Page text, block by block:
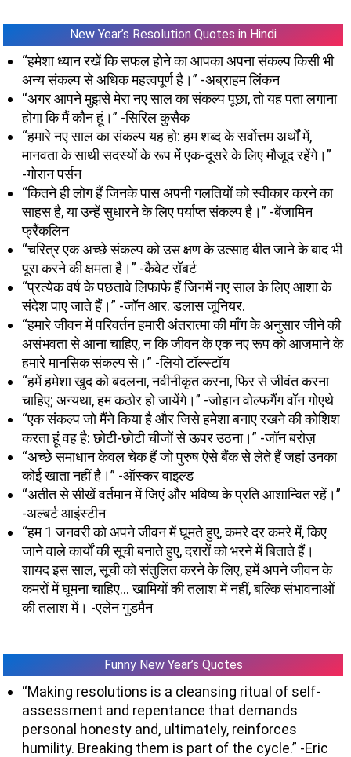
New Year’s Resolution Quotes in Hindi
“हमेशा ध्यान रखें कि सफल होने का आपका अपना संकल्प किसी भी
अन्य संकल्प से अधिक महत्वपूर्ण है।” -अब्राहम लिंकन
“अगर आपने मुझसे मेरा नए साल का संकल्प पूछा, तो यह पता लगाना
होगा कि मैं कौन हूं।” -सिरिल कुसैक
“हमारे नए साल का संकल्प यह हो: हम शब्द के सर्वोत्तम अर्थों में,
मानवता के साथी सदस्यों के रूप में एक-दूसरे के लिए मौजूद रहेंगे।”
-गोरान पर्सन
“कितने ही लोग हैं जिनके पास अपनी गलतियों को स्वीकार करने का
साहस है, या उन्हें सुधारने के लिए पर्याप्त संकल्प है।” -बेंजामिन
फ्रैंकलिन
“चरित्र एक अच्छे संकल्प को उस क्षण के उत्साह बीत जाने के बाद भी
पूरा करने की क्षमता है।” -कैवेट रॉबर्ट
“प्रत्येक वर्ष के पछतावे लिफाफे हैं जिनमें नए साल के लिए आशा के
संदेश पाए जाते हैं।” -जॉन आर. डलास जूनियर.
“हमारे जीवन में परिवर्तन हमारी अंतरात्मा की माँग के अनुसार जीने की
असंभवता से आना चाहिए, न कि जीवन के एक नए रूप को आज़माने के
हमारे मानसिक संकल्प से।” -लियो टॉल्स्टॉय
“हमें हमेशा खुद को बदलना, नवीनीकृत करना, फिर से जीवंत करना
चाहिए; अन्यथा, हम कठोर हो जायेंगे।” -जोहान वोल्फगैंग वॉन गोएथे
“एक संकल्प जो मैंने किया है और जिसे हमेशा बनाए रखने की कोशिश
करता हूं वह है: छोटी-छोटी चीजों से ऊपर उठना।” -जॉन बरोज़
“अच्छे समाधान केवल चेक हैं जो पुरुष ऐसे बैंक से लेते हैं जहां उनका
कोई खाता नहीं है।” -ऑस्कर वाइल्ड
“अतीत से सीखें वर्तमान में जिएं और भविष्य के प्रति आशान्वित रहें।”
-अल्बर्ट आइंस्टीन
“हम 1 जनवरी को अपने जीवन में घूमते हुए, कमरे दर कमरे में, किए
जाने वाले कार्यों की सूची बनाते हुए, दरारों को भरने में बिताते हैं।
शायद इस साल, सूची को संतुलित करने के लिए, हमें अपने जीवन के
कमरों में घूमना चाहिए… खामियों की तलाश में नहीं, बल्कि संभावनाओं
की तलाश में। -एलेन गुडमैन
Funny New Year’s Quotes
“Making resolutions is a cleansing ritual of self-
assessment and repentance that demands
personal honesty and, ultimately, reinforces
humility. Breaking them is part of the cycle.” -Eric